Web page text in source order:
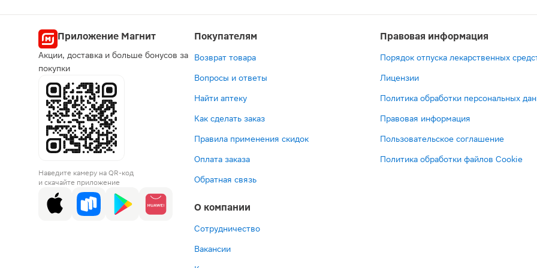
Приложение Магнит
Акции, доставка и больше бонусов за
покупки
Наведите камеру на QR-код
и скачайте приложение
Покупателям
Возврат товара
Вопросы и ответы
Найти аптеку
Как сделать заказ
Правила применения скидок
Оплата заказа
Обратная связь
О компании
Сотрудничество
Вакансии
Правовая информация
Порядок отпуска лекарственных
Лицензии
Политика обработки персональных
Правовая информация
Пользовательское соглашение
Политика обработки файлов Cookie